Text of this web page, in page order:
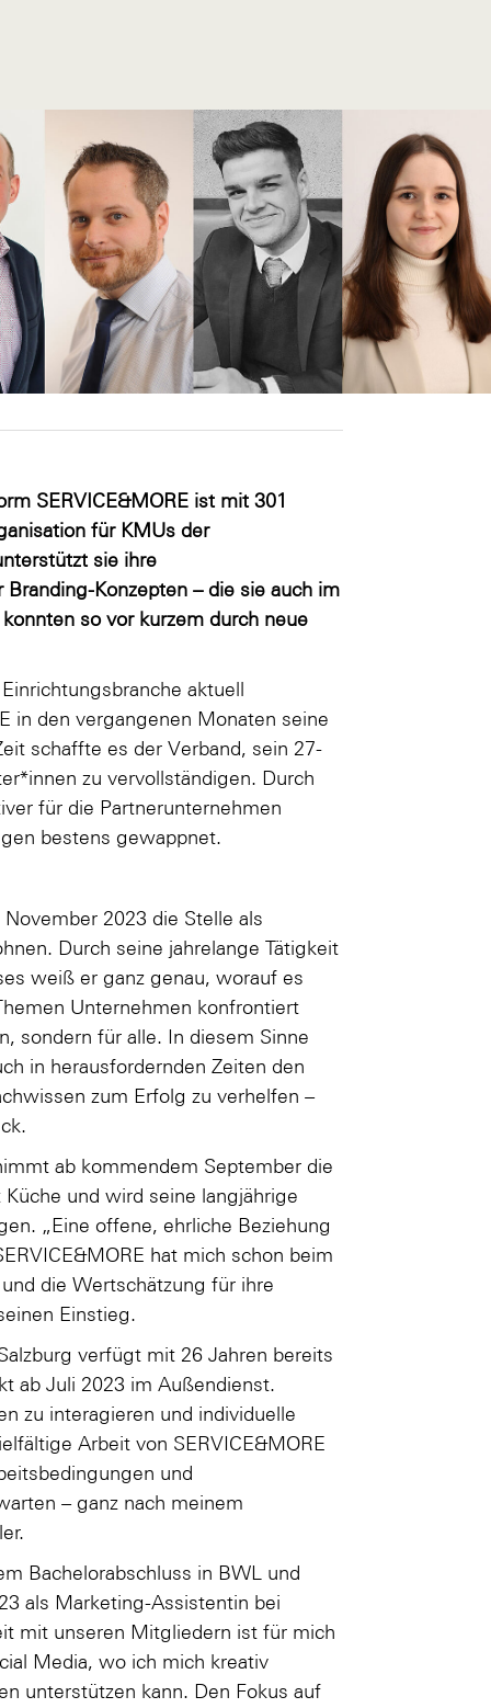
SERVICE&MORE ist mit 301
für KMUs der
sie ihre
Konzepten – die sie auch im
so vor kurzem durch neue
aktuell
in den vergangenen Monaten seine
schaffte es der Verband, sein 27-
zu vervollständigen. Durch
für die Partnerunternehmen
bestens gewappnet.
2023 die Stelle als
Durch seine jahrelange Tätigkeit
weiß er ganz genau, worauf es
Unternehmen konfrontiert
sondern für alle. In diesem Sinne
in herausfordernden Zeiten den
zum Erfolg zu verhelfen –
ab kommendem September die
und wird seine langjährige
„Eine offene, ehrliche Beziehung
hat mich schon beim
die Wertschätzung für ihre
Einstieg.
verfügt mit 26 Jahren bereits
ab Juli 2023 im Außendienst.
zu interagieren und individuelle
Arbeit von SERVICE&MORE
und
– ganz nach meinem
Bachelorabschluss in BWL und
als Marketing-Assistentin bei
mit unseren Mitgliedern ist für mich
Media, wo ich mich kreativ
unterstützen kann. Den Fokus auf